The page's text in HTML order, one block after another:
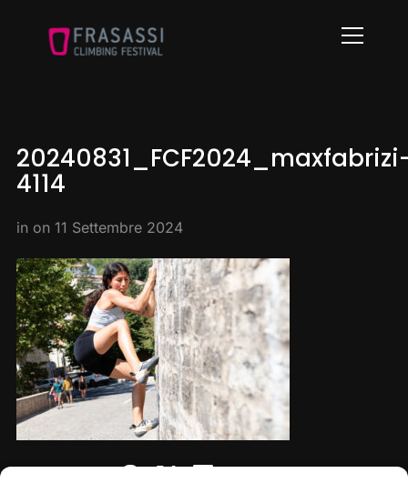
Info
4114
in on 11 Settembre 2024